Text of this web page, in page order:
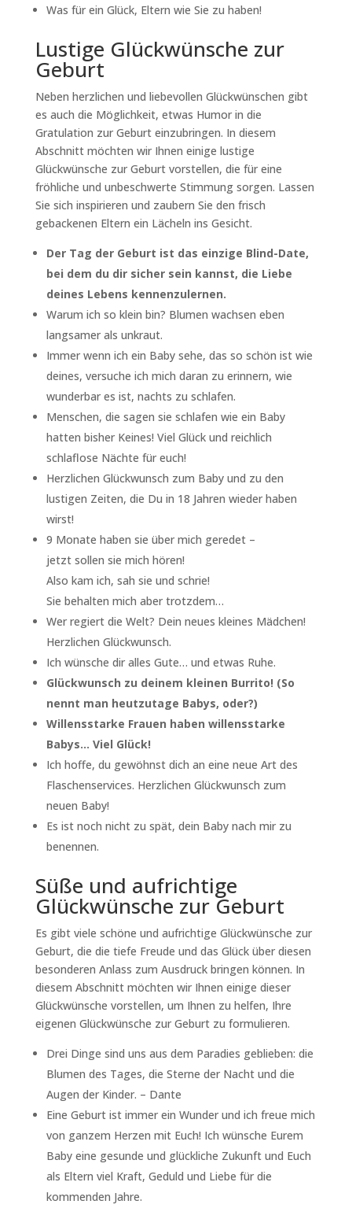
Was für ein Glück, Eltern wie Sie zu haben!
Lustige Glückwünsche zur
Geburt
Neben herzlichen und liebevollen Glückwünschen gibt
es auch die Möglichkeit, etwas Humor in die
Gratulation zur Geburt einzubringen. In diesem
Abschnitt möchten wir Ihnen einige lustige
Glückwünsche zur Geburt vorstellen, die für eine
fröhliche und unbeschwerte Stimmung sorgen. Lassen
Sie sich inspirieren und zaubern Sie den frisch
gebackenen Eltern ein Lächeln ins Gesicht.
Der Tag der Geburt ist das einzige Blind-Date,
bei dem du dir sicher sein kannst, die Liebe
deines Lebens kennenzulernen.
Warum ich so klein bin? Blumen wachsen eben
langsamer als unkraut.
Immer wenn ich ein Baby sehe, das so schön ist wie
deines, versuche ich mich daran zu erinnern, wie
wunderbar es ist, nachts zu schlafen.
Menschen, die sagen sie schlafen wie ein Baby
hatten bisher Keines! Viel Glück und reichlich
schlaflose Nächte für euch!
Herzlichen Glückwunsch zum Baby und zu den
lustigen Zeiten, die Du in 18 Jahren wieder haben
wirst!
9 Monate haben sie über mich geredet –
jetzt sollen sie mich hören!
Also kam ich, sah sie und schrie!
Sie behalten mich aber trotzdem…
Wer regiert die Welt? Dein neues kleines Mädchen!
Herzlichen Glückwunsch.
Ich wünsche dir alles Gute… und etwas Ruhe.
Glückwunsch zu deinem kleinen Burrito! (So
nennt man heutzutage Babys, oder?)
Willensstarke Frauen haben willensstarke
Babys… Viel Glück!
Ich hoffe, du gewöhnst dich an eine neue Art des
Flaschenservices. Herzlichen Glückwunsch zum
neuen Baby!
Es ist noch nicht zu spät, dein Baby nach mir zu
benennen.
Süße und aufrichtige
Glückwünsche zur Geburt
Es gibt viele schöne und aufrichtige Glückwünsche zur
Geburt, die die tiefe Freude und das Glück über diesen
besonderen Anlass zum Ausdruck bringen können. In
diesem Abschnitt möchten wir Ihnen einige dieser
Glückwünsche vorstellen, um Ihnen zu helfen, Ihre
eigenen Glückwünsche zur Geburt zu formulieren.
Drei Dinge sind uns aus dem Paradies geblieben: die
Blumen des Tages, die Sterne der Nacht und die
Augen der Kinder. – Dante
Eine Geburt ist immer ein Wunder und ich freue mich
von ganzem Herzen mit Euch! Ich wünsche Eurem
Baby eine gesunde und glückliche Zukunft und Euch
als Eltern viel Kraft, Geduld und Liebe für die
kommenden Jahre.